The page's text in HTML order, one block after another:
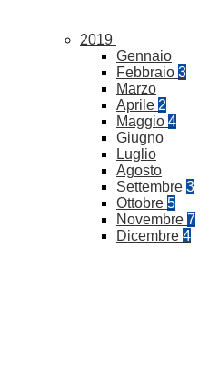
2019
Gennaio
Febbraio 3
Marzo
Aprile 2
Maggio 4
Giugno
Luglio
Agosto
Settembre 3
Ottobre 5
Novembre 7
Dicembre 4